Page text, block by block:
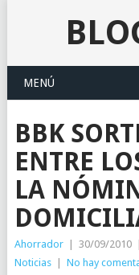
MENÚ
BBK
ENTRE
LA
Ahorrador 30/09/2010
Noticias
No hay